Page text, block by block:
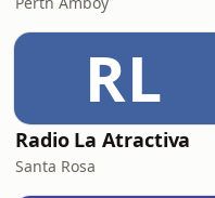
RL
Radio La Atractiva
Santa Rosa